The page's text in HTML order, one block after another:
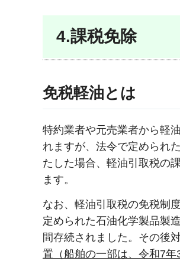
4.課税免除
免税軽油とは
特約業者や元売業者から軽
れますが、法令で定められ
たした場合、軽油引取税の
ます。
なお、軽油引取税の免税制
定められた石油化学製品製
間存続されました。その後
置（船舶の一部は、令和7年